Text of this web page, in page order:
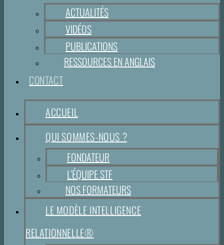
ACTUALITÉS
VIDÉOS
PUBLICATIONS
RESSOURCES EN ANGLAIS
CONTACT
ACCUEIL
QUI SOMMES-NOUS ?
FONDATEUR
L’ÉQUIPE STF
NOS FORMATEURS
LE MODÈLE INTELLIGENCE
RELATIONNELLE®